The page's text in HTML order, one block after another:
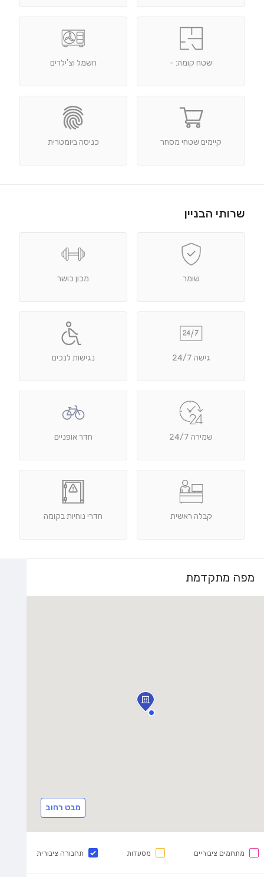
שטח קומה: - חשמל וצ'ילרים
קיימים שטחי מסחר כניסה ביומטרית
שרותי הבניין
שומר מכון כושר
גישה 24/7 נגישות לנכים
שמירה 24/7 חדר אופניים
קבלה ראשית חדרי נוחיות בקומה
מפה מתקדמת
מבט רחוב
מתחמים ציבוריים מסעדות תחבורה ציבורית